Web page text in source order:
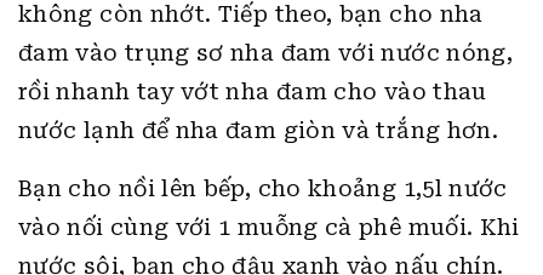
không còn nhớt. Tiếp theo, bạn cho nha
đam vào trụng sơ nha đam với nước nóng,
rồi nhanh tay vớt nha đam cho vào thau
nước lạnh để nha đam giòn và trắng hơn.
Bạn cho nồi lên bếp, cho khoảng 1,5l nước
vào nối cùng với 1 muỗng cà phê muối. Khi
nước sôi, bạn cho đậu xanh vào nấu chín.